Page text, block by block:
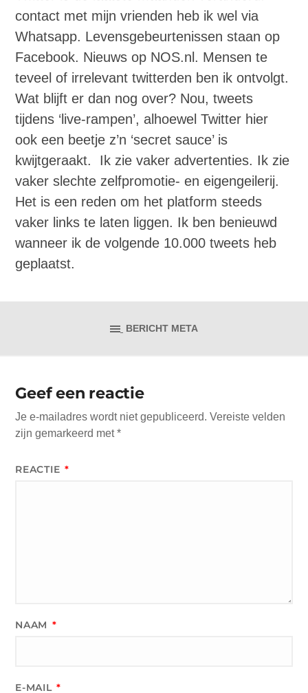
contact met mijn vrienden heb ik wel via
Whatsapp. Levensgebeurtenissen staan op
Facebook. Nieuws op NOS.nl. Mensen te
teveel of irrelevant twitterden ben ik ontvolgt.
Wat blijft er dan nog over? Nou, tweets
tijdens ‘live-rampen’, alhoewel Twitter hier
ook een beetje z’n ‘secret sauce’ is
kwijtgeraakt. Ik zie vaker advertenties. Ik zie
vaker slechte zelfpromotie- en eigengeilerij.
Het is een reden om het platform steeds
vaker links te laten liggen. Ik ben benieuwd
wanneer ik de volgende 10.000 tweets heb
geplaatst.
BERICHT META
Geef een reactie
Je e-mailadres wordt niet gepubliceerd. Vereiste velden
zijn gemarkeerd met*
REACTIE *
NAAM *
E-MAIL *